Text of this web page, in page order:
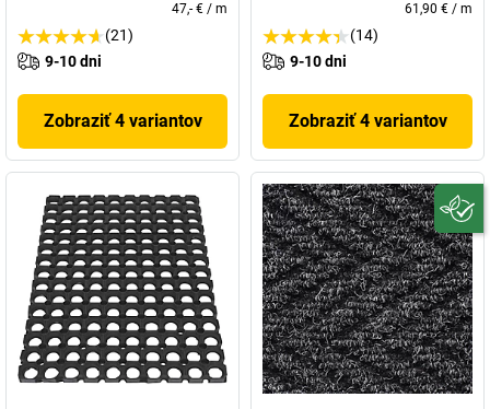
47,- € / m
(21)
9-10 dni
Zobraziť 4 variantov
61,90 € / m
(14)
9-10 dni
Zobraziť 4 variantov